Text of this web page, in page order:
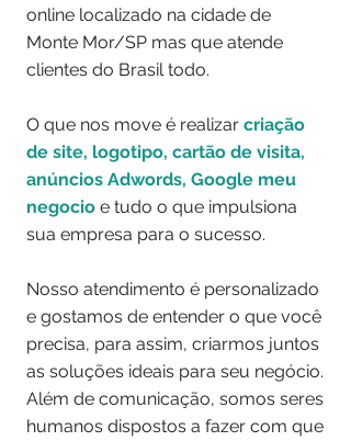
online localizado na cidade de
Monte Mor/SP mas que atende
clientes do Brasil todo.
O que nos move é realizar criação
de site, logotipo, cartão de visita,
anúncios Adwords, Google meu
negocio e tudo o que impulsiona
sua empresa para o sucesso.
Nosso atendimento é personalizado
e gostamos de entender o que você
precisa, para assim, criarmos juntos
as soluções ideais para seu negócio.
Além de comunicação, somos seres
humanos dispostos a fazer com que